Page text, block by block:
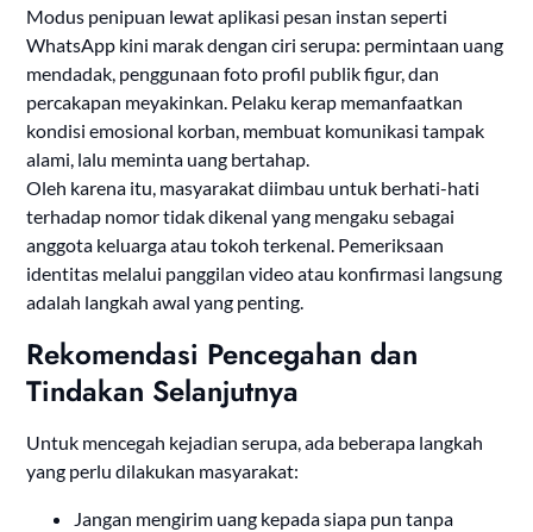
Modus penipuan lewat aplikasi pesan instan seperti
WhatsApp kini marak dengan ciri serupa: permintaan uang
mendadak, penggunaan foto profil publik figur, dan
percakapan meyakinkan. Pelaku kerap memanfaatkan
kondisi emosional korban, membuat komunikasi tampak
alami, lalu meminta uang bertahap.
Oleh karena itu, masyarakat diimbau untuk berhati-hati
terhadap nomor tidak dikenal yang mengaku sebagai
anggota keluarga atau tokoh terkenal. Pemeriksaan
identitas melalui panggilan video atau konfirmasi langsung
adalah langkah awal yang penting.
Rekomendasi Pencegahan dan
Tindakan Selanjutnya
Untuk mencegah kejadian serupa, ada beberapa langkah
yang perlu dilakukan masyarakat:
Jangan mengirim uang kepada siapa pun tanpa